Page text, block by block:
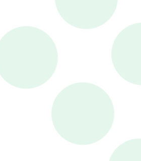
イチゴ狩りは完全予約制といたします。
前の0:00からのご予約開始となります。
引き続き少人数でのご案内を基本といたし
が取りにくい場合もございます。ご了承
底して営業いたしますので、是非ともご
19:15
ズンの営業は5/16(日)で終了いたします>
くのお客様にご来園頂き、まことにあり
した。
万全の対策をして営業をしておりました
ご迷惑、ご心配をおかけしたことと思い
うな中でスタッフもみな元気で最後まで営